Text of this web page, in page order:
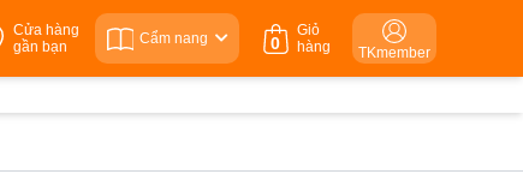
Cửa hàng
gần bạn
Cẩm nang
Giỏ
hàng
0 TKmember